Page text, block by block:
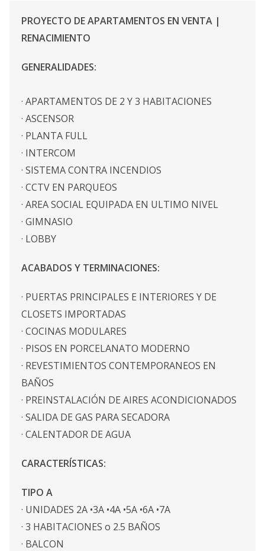
PROYECTO DE APARTAMENTOS EN VENTA |
RENACIMIENTO
GENERALIDADES:
· APARTAMENTOS DE 2 Y 3 HABITACIONES
· ASCENSOR
· PLANTA FULL
· INTERCOM
· SISTEMA CONTRA INCENDIOS
· CCTV EN PARQUEOS
· AREA SOCIAL EQUIPADA EN ULTIMO NIVEL
· GIMNASIO
· LOBBY
ACABADOS Y TERMINACIONES:
· PUERTAS PRINCIPALES E INTERIORES Y DE
CLOSETS IMPORTADAS
· COCINAS MODULARES
· PISOS EN PORCELANATO MODERNO
· REVESTIMIENTOS CONTEMPORANEOS EN
BAÑOS
· PREINSTALACIÓN DE AIRES ACONDICIONADOS
· SALIDA DE GAS PARA SECADORA
· CALENTADOR DE AGUA
CARACTERÍSTICAS:
TIPO A
· UNIDADES 2A •3A •4A •5A •6A •7A
· 3 HABITACIONES o 2.5 BAÑOS
· BALCON